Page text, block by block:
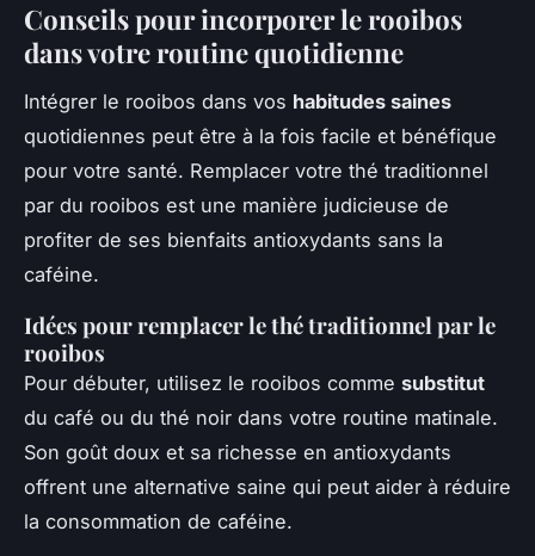
Conseils pour incorporer le rooibos
dans votre routine quotidienne
Intégrer le rooibos dans vos habitudes saines
quotidiennes peut être à la fois facile et bénéfique
pour votre santé. Remplacer votre thé traditionnel
par du rooibos est une manière judicieuse de
profiter de ses bienfaits antioxydants sans la
caféine.
Idées pour remplacer le thé traditionnel par le
rooibos
Pour débuter, utilisez le rooibos comme substitut
du café ou du thé noir dans votre routine matinale.
Son goût doux et sa richesse en antioxydants
offrent une alternative saine qui peut aider à réduire
la consommation de caféine.